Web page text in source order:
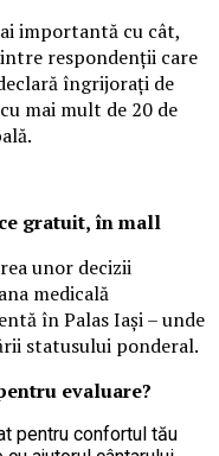
importantă cu cât,
respondenții care
îngrijorați de
mai mult de 20 de
gratuit, în mall
unor decizii
medicală
în Palas Iași – unde
statusului ponderal.
evaluare?
pentru confortul tău